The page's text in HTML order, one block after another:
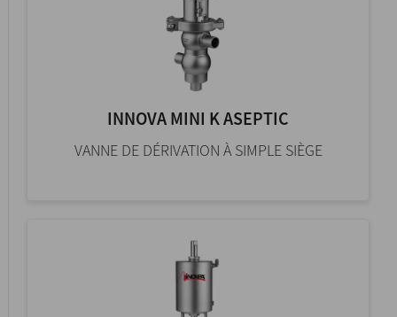
INNOVA MINI K ASEPTIC
VANNE DE DÉRIVATION À SIMPLE SIÈGE